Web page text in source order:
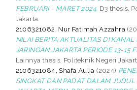
FEBRUARI - MARET 2024. D3 thesis,
Jakarta.
2106321082, Nur Fatimah Azzahra
NILAI BERITA AKTUALITAS DI KANAL
JARINGAN JAKARTA PERIODE 13-15
Lainnya thesis, Politeknik Negeri
2106321084, Shafa Aulia (2024)
SINGKAT DAN PADAT DALAM JUDUL